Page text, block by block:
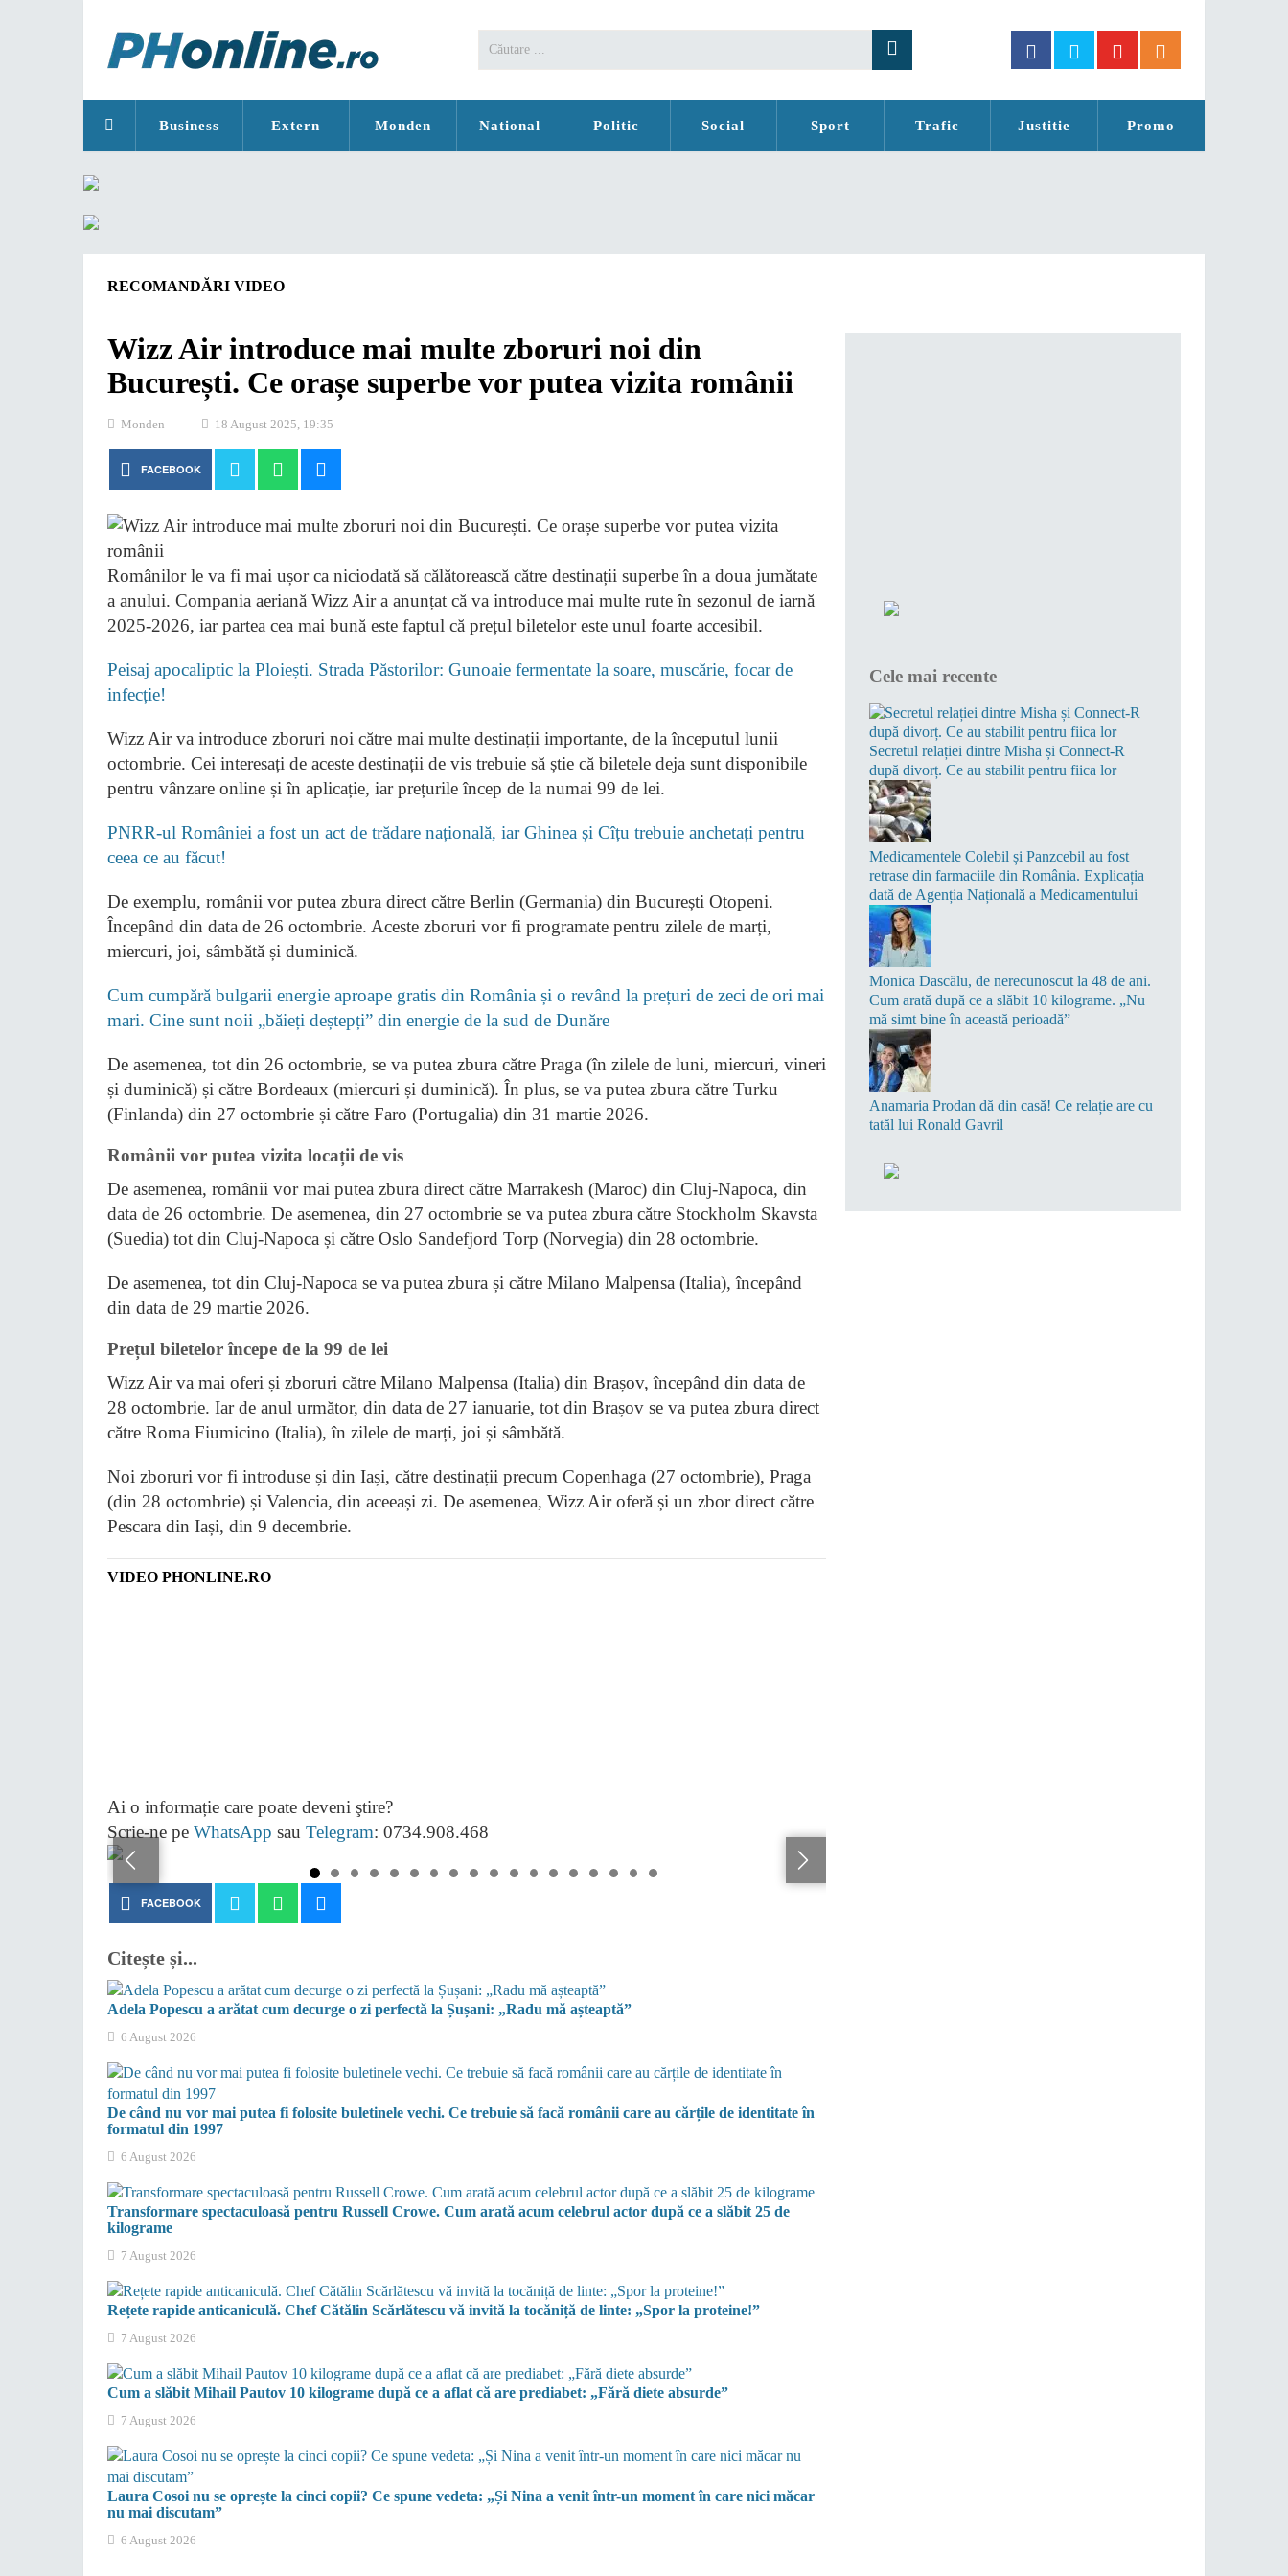
Business Extern Monden National Politic Social Sport Trafic Justitie Promo
RECOMANDĂRI VIDEO
Wizz Air introduce mai multe zboruri noi din
București. Ce orașe superbe vor putea vizita românii
Monden 18 August 2025, 19:35
FACEBOOK
Românilor le va fi mai ușor ca niciodată să călătorească către destinații superbe în a doua jumătate
a anului. Compania aeriană Wizz Air a anunțat că va introduce mai multe rute în sezonul de iarnă
2025-2026, iar partea cea mai bună este faptul că prețul biletelor este unul foarte accesibil.
Peisaj apocaliptic la Ploiești. Strada Păstorilor: Gunoaie fermentate la soare, muscărie, focar de
infecție!
Wizz Air va introduce zboruri noi către mai multe destinații importante, de la începutul lunii
octombrie. Cei interesați de aceste destinații de vis trebuie să știe că biletele deja sunt disponibile
pentru vânzare online și în aplicație, iar prețurile încep de la numai 99 de lei.
PNRR-ul României a fost un act de trădare națională, iar Ghinea și Cîțu trebuie anchetați pentru
ceea ce au făcut!
De exemplu, românii vor putea zbura direct către Berlin (Germania) din București Otopeni.
Începând din data de 26 octombrie. Aceste zboruri vor fi programate pentru zilele de marți,
miercuri, joi, sâmbătă și duminică.
Cum cumpără bulgarii energie aproape gratis din România și o revând la prețuri de zeci de ori mai
mari. Cine sunt noii „băieți deștepți” din energie de la sud de Dunăre
De asemenea, tot din 26 octombrie, se va putea zbura către Praga (în zilele de luni, miercuri, vineri
și duminică) și către Bordeaux (miercuri și duminică). În plus, se va putea zbura către Turku
(Finlanda) din 27 octombrie și către Faro (Portugalia) din 31 martie 2026.
Românii vor putea vizita locații de vis
De asemenea, românii vor mai putea zbura direct către Marrakesh (Maroc) din Cluj-Napoca, din
data de 26 octombrie. De asemenea, din 27 octombrie se va putea zbura către Stockholm Skavsta
(Suedia) tot din Cluj-Napoca și către Oslo Sandefjord Torp (Norvegia) din 28 octombrie.
De asemenea, tot din Cluj-Napoca se va putea zbura și către Milano Malpensa (Italia), începând
din data de 29 martie 2026.
Prețul biletelor începe de la 99 de lei
Wizz Air va mai oferi și zboruri către Milano Malpensa (Italia) din Brașov, începând din data de
28 octombrie. Iar de anul următor, din data de 27 ianuarie, tot din Brașov se va putea zbura direct
către Roma Fiumicino (Italia), în zilele de marți, joi și sâmbătă.
Noi zboruri vor fi introduse și din Iași, către destinații precum Copenhaga (27 octombrie), Praga
(din 28 octombrie) și Valencia, din aceeași zi. De asemenea, Wizz Air oferă și un zbor direct către
Pescara din Iași, din 9 decembrie.
VIDEO PHONLINE.RO
Ai o informație care poate deveni ştire?
Scrie-ne pe WhatsApp sau Telegram: 0734.908.468
FACEBOOK
Citește și...
Adela Popescu a arătat cum decurge o zi perfectă la Șușani: „Radu mă așteaptă”
6 August 2026
De când nu vor mai putea fi folosite buletinele vechi. Ce trebuie să facă românii care au cărțile de identitate în
formatul din 1997
6 August 2026
Transformare spectaculoasă pentru Russell Crowe. Cum arată acum celebrul actor după ce a slăbit 25 de
kilograme
7 August 2026
Rețete rapide anticaniculă. Chef Cătălin Scărlătescu vă invită la tocăniță de linte: „Spor la proteine!”
7 August 2026
Cum a slăbit Mihail Pautov 10 kilograme după ce a aflat că are prediabet: „Fără diete absurde”
7 August 2026
Laura Cosoi nu se oprește la cinci copii? Ce spune vedeta: „Și Nina a venit într-un moment în care nici măcar
nu mai discutam”
6 August 2026
Cele mai recente
Secretul relației dintre Misha și Connect-R
după divorț. Ce au stabilit pentru fiica lor
Medicamentele Colebil și Panzcebil au fost
retrase din farmaciile din România. Explicația
dată de Agenția Națională a Medicamentului
Monica Dascălu, de nerecunoscut la 48 de ani.
Cum arată după ce a slăbit 10 kilograme. „Nu
mă simt bine în această perioadă”
Anamaria Prodan dă din casă! Ce relație are cu
tatăl lui Ronald Gavril